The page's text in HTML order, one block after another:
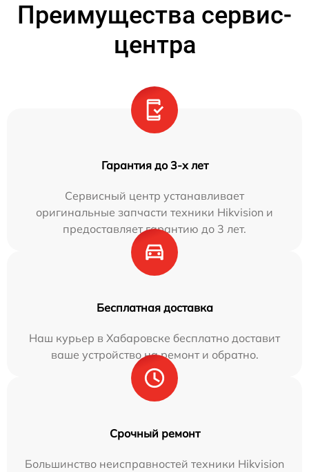
Преимущества сервис-
центра
Гарантия до 3-х лет
Сервисный центр устанавливает
оригинальные запчасти техники Hikvision и
предоставляет гарантию до 3 лет.
Бесплатная доставка
Наш курьер в Хабаровске бесплатно доставит
ваше устройство на ремонт и обратно.
Срочный ремонт
Большинство неисправностей техники Hikvision